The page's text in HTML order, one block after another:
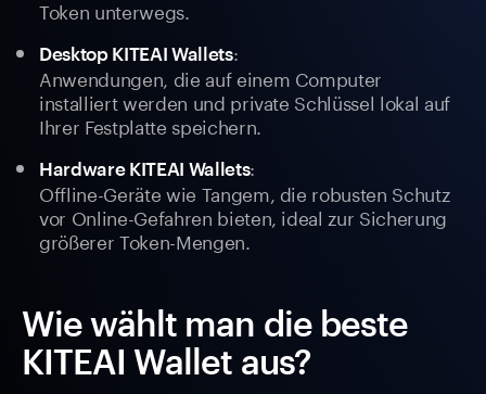
Token unterwegs.
Desktop KITEAI Wallets:
Anwendungen, die auf einem Computer
installiert werden und private Schlüssel lokal auf
Ihrer Festplatte speichern.
Hardware KITEAI Wallets:
Offline-Geräte wie Tangem, die robusten Schutz
vor Online-Gefahren bieten, ideal zur Sicherung
größerer Token-Mengen.
Wie wählt man die beste
KITEAI Wallet aus?